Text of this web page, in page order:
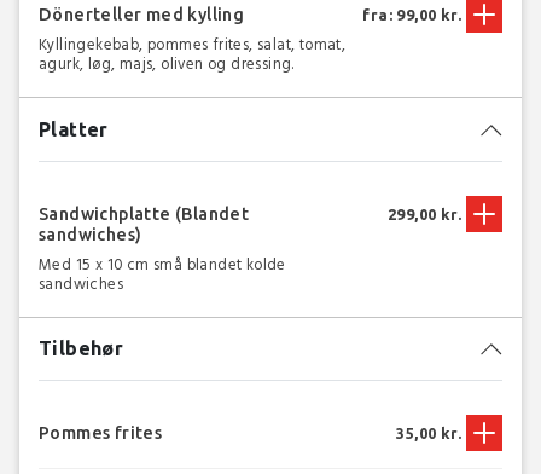
Dönerteller med kylling
Kyllingekebab, pommes frites, salat, tomat,
agurk, løg, majs, oliven og dressing.
fra: 99,00 kr.
Platter
Sandwichplatte (Blandet
sandwiches)
Med 15 x 10 cm små blandet kolde
sandwiches
299,00 kr.
Tilbehør
Pommes frites 35,00 kr.